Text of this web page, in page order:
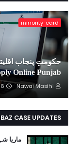
minority-card
Online Punjab
Nawai Masihi
CASE UPDATES
ماریا